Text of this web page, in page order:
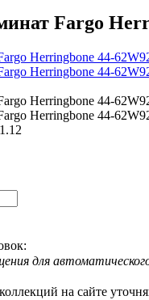
Fargo
1.12
для
на сайте